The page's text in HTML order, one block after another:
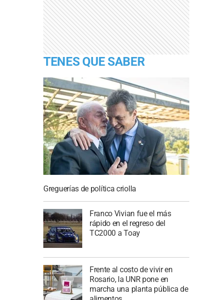
TENES QUE SABER
Greguerías de política criolla
Franco Vivian fue el más
rápido en el regreso del
TC2000 a Toay
Frente al costo de vivir en
Rosario, la UNR pone en
marcha una planta pública de